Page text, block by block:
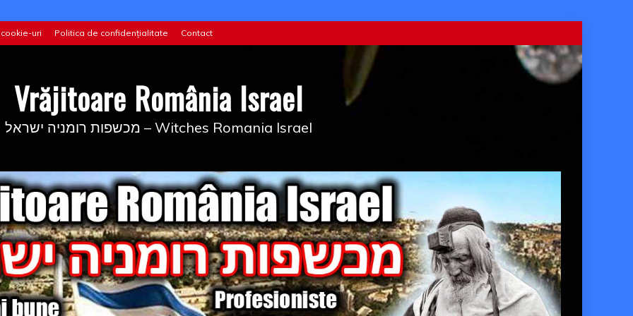
uri Politica de confidențialitate Contact
Vrăjitoare România Israel
מכשפות רומניה ישראל – Witches Romania Israel